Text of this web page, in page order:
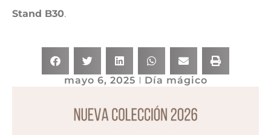
mayo 6, 2025 Día mágico
Stand B30.